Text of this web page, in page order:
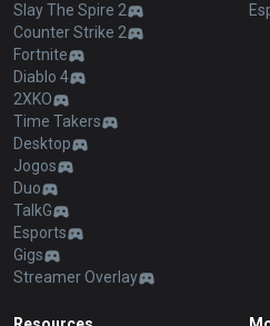
Slay The Spire 2
Counter Strike 2
Fortnite
Diablo 4
2XKO
Time Takers
Desktop
Jogos
Duo
TalkG
Esports
Gigs
Streamer Overlay